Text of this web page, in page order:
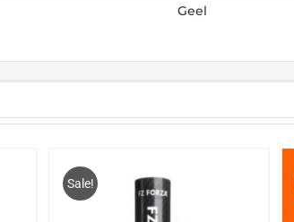
Geel
Sale!